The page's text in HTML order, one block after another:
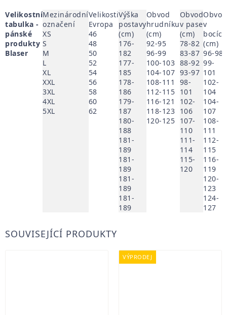
Velikostní
tabulka -
pánské
produkty
Blaser
Mezinárodní
označení
XS
S
M
L
XL
XXL
3XL
4XL
5XL
Velikosti
Evropa
46
48
50
52
54
56
58
60
62
Výška
postavy
(cm)
176-
182
177-
185
178-
186
179-
187
180-
188
181-
189
181-
189
181-
189
181-
189
Obvod
hrudníku
(cm)
92-95
96-99
100-103
104-107
108-111
112-115
116-121
118-123
120-125
Obvod
v pase
(cm)
78-82
83-87
88-92
93-97
98-
101
102-
106
107-
110
111-
114
115-
120
Obvod
v
bocích
(cm)
96-98
99-
101
102-
104
104-
107
108-
111
112-
115
116-
119
120-
123
124-
127
SOUVISEJÍCÍ PRODUKTY
VÝPRODEJ